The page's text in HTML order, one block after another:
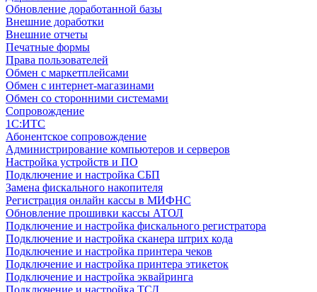
Обновление доработанной базы
Внешние доработки
Внешние отчеты
Печатные формы
Права пользователей
Обмен с маркетплейсами
Обмен с интернет-магазинами
Обмен со сторонними системами
Сопровождение
1C:ИТС
Абонентское сопровождение
Администрирование компьютеров и серверов
Настройка устройств и ПО
Подключение и настройка СБП
Замена фискального накопителя
Регистрация онлайн кассы в МИФНС
Обновление прошивки кассы АТОЛ
Подключение и настройка фискального регистратора
Подключение и настройка сканера штрих кода
Подключение и настройка принтера чеков
Подключение и настройка принтера этикеток
Подключение и настройка эквайринга
Подключение и настройка ТСД